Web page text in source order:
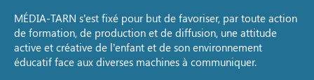
MÉDIA-TARN s’est fixé pour but de favoriser, par toute action
de formation, de production et de diffusion, une attitude
active et créative de l’enfant et de son environnement
éducatif face aux diverses machines à communiquer.